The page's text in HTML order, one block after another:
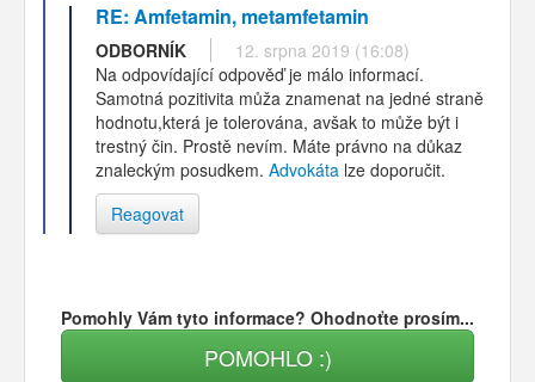
RE: Amfetamin, metamfetamin
ODBORNÍK
12. srpna 2019 (16:08)
Na odpovídající odpověď je málo informací.
Samotná pozitivita můža znamenat na jedné straně
hodnotu,která je tolerována, avšak to může být i
trestný čin. Prostě nevím. Máte právno na důkaz
znaleckým posudkem. Advokáta lze doporučit.
Reagovat
Pomohly Vám tyto informace? Ohodnoťte prosím...
POMOHLO :)